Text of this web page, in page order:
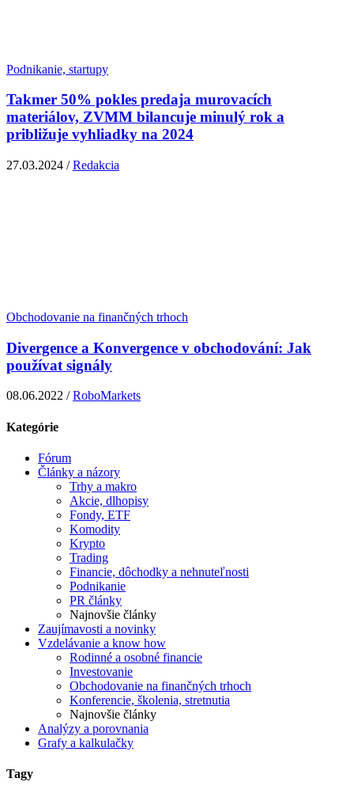
Podnikanie, startupy
Takmer 50% pokles predaja murovacích
materiálov, ZVMM bilancuje minulý rok a
približuje vyhliadky na 2024
27.03.2024 /Redakcia
Obchodovanie na finančných trhoch
Divergence a Konvergence v obchodování: Jak
používat signály
08.06.2022 /RoboMarkets
Kategórie
Fórum
Články a názory
Trhy a makro
Akcie, dlhopisy
Fondy, ETF
Komodity
Krypto
Trading
Financie, dôchodky a nehnuteľnosti
Podnikanie
PR články
Najnovšie články
Zaujímavosti a novinky
Vzdelávanie a know how
Rodinné a osobné financie
Investovanie
Obchodovanie na finančných trhoch
Konferencie, školenia, stretnutia
Najnovšie články
Analýzy a porovnania
Grafy a kalkulačky
Tagy